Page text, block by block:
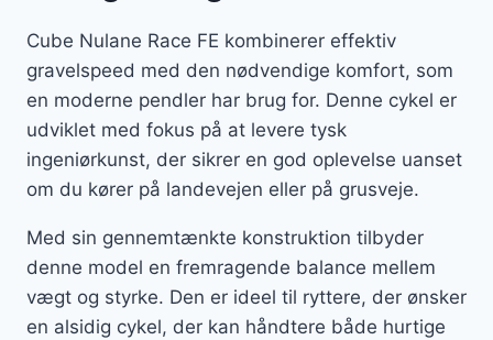
Cube Nulane Race FE kombinerer effektiv
gravelspeed med den nødvendige komfort, som
en moderne pendler har brug for. Denne cykel er
udviklet med fokus på at levere tysk
ingeniørkunst, der sikrer en god oplevelse uanset
om du kører på landevejen eller på grusveje.
Med sin gennemtænkte konstruktion tilbyder
denne model en fremragende balance mellem
vægt og styrke. Den er ideel til ryttere, der ønsker
en alsidig cykel, der kan håndtere både hurtige